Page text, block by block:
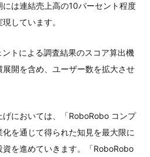
は連結売上高の10パーセント程度
しています。
トによる調査結果のスコア算出機
開を含め、ユーザー数を拡大させ
においては、「RoboRobo コンプ
を通じて得られた知見を最大限に
を進めていきます。「RoboRobo